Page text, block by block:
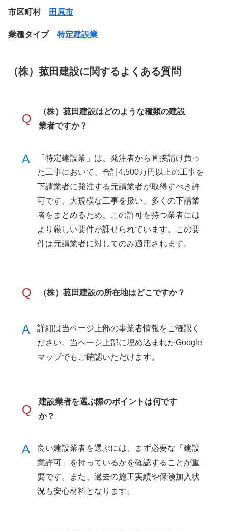
市区町村 田原市
業種タイプ 特定建設業
（株）菰田建設に関するよくある質問
Q
（株）菰田建設はどのような種類の建設
業者ですか？
A
「特定建設業」は、発注者から直接請け負っ
た工事において、合計4,500万円以上の工事を
下請業者に発注する元請業者が取得すべき許
可です。大規模な工事を扱い、多くの下請業
者をまとめるため、この許可を持つ業者には
より厳しい要件が課せられています。この要
件は元請業者に対してのみ適用されます。
Q （株）菰田建設の所在地はどこですか？
A
詳細は当ページ上部の事業者情報をご確認く
ださい。当ページ上部に埋め込まれたGoogle
マップでもご確認いただけます。
Q
建設業者を選ぶ際のポイントは何です
か？
A
良い建設業者を選ぶには、まず必要な「建設
業許可」を持っているかを確認することが重
要です。また、過去の施工実績や保険加入状
況も安心材料となります。